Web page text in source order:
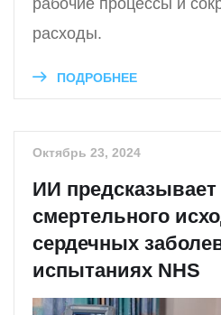
рабочие процессы и
расходы.
ПОДРОБНЕЕ
Октябрь 23, 2024
ИИ предсказывает
смертельного
сердечных
испытаниях NHS